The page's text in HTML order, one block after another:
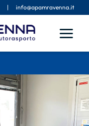
|info@apamravenna.it